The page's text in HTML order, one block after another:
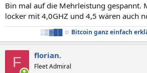
Bin mal auf die Mehrleistung gespannt.
locker mit 4,0GHZ und 4,5 wären auch
░▒▓██ ☆ Bitcoin ganz einfach
F florian.
Fleet Admiral